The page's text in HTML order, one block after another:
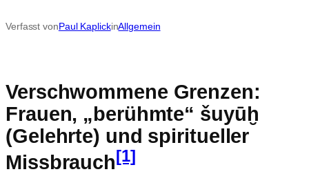
Verfasst vonPaul KaplickinAllgemein
Verschwommene Grenzen:
Frauen, „berühmte“ šuyūḫ
(Gelehrte) und spiritueller
Missbrauch[1]